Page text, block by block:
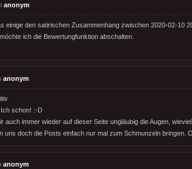
anonym
einige den satirischen Zusammenhang zwischen 2020-02-10
ich die Bewertungfunktion abschalten.
anonym
schon! :-D
auch immer wieder auf dieser Seite ungläubig die Augen,
uns doch die Posts einfach nur mal zum Schmunzeln bringen.
anonym